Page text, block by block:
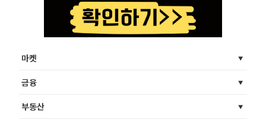
마켓
금융
부동산